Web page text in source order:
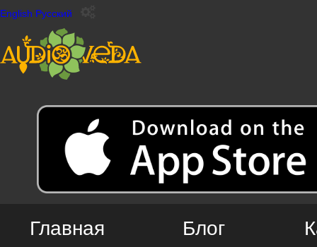
English Русский
Главная Блог